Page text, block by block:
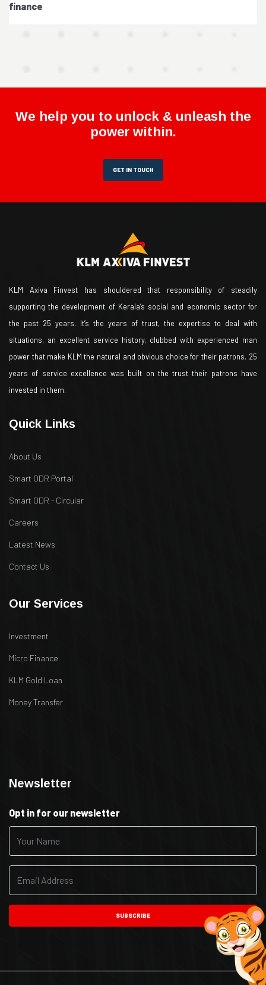
finance
We help you to unlock & unleash the
power within.
GET IN TOUCH
KLM Axiva Finvest has shouldered that responsibility of steadily
supporting the development of Kerala’s social and economic sector for
the past 25 years. It’s the years of trust, the expertise to deal with
situations, an excellent service history, clubbed with experienced man
power that make KLM the natural and obvious choice for their patrons. 25
years of service excellence was built on the trust their patrons have
invested in them.
Quick Links
About Us
Smart ODR Portal
Smart ODR - Circular
Careers
Latest News
Contact Us
Our Services
Investment
Micro Finance
KLM Gold Loan
Money Transfer
Newsletter
Opt in for our newsletter
SUBSCRIBE